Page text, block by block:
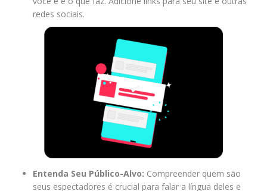
redes sociais.
Entenda Seu Público-Alvo: Compreender quem são
seus espectadores é crucial para falar a língua deles e